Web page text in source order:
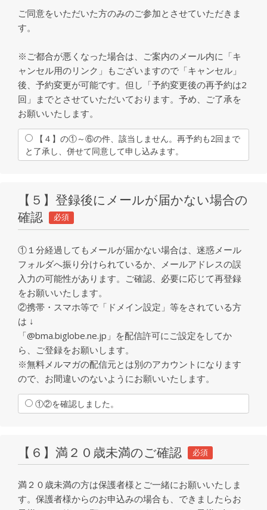
ご同意をいただいた方のみのご参加とさせていただきま
す。
※ご都合が悪くなった場合は、ご案内のメール内に「キ
ャンセル用のリンク」もございますので「キャンセル」
後、予約変更が可能です。但し「予約変更後の再予約は2
回」までとさせていただいております。予め、ご了承を
お願いいたします。
【４】の①～⑥の件、該当しません。再予約も2回まで
と了承し、併せて同意して申し込みます。
【５】登録後にメールが届かない場合の
確認
必須
①１分経過してもメールが届かない場合は、迷惑メール
フォルダへ振り分けられているか、メールアドレスの誤
入力の可能性があります。ご確認、必要に応じて再登録
をお願いいたします。
②携帯・スマホ等で「ドメイン設定」等をされている方
は ↓
「@bma.biglobe.ne.jp」を配信許可にご設定をしてか
ら、ご登録をお願いします。
※無料メルマガの配信元とは別のアカウントになります
ので、お間違いのないようにお願いいたします。
①②を確認しました。
【６】満２０歳未満のご確認 必須
満２０歳未満の方は保護者様とご一緒にお願いいたしま
す。保護者様からのお申込みの場合も、できましたらお